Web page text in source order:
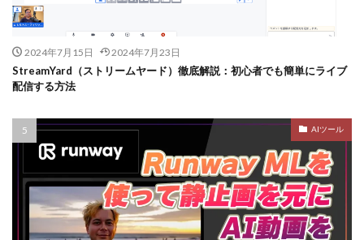
2024年7月15日 2024年7月23日
StreamYard（ストリームヤード）徹底解説：初心者でも簡単にライブ
配信する方法
AIツール